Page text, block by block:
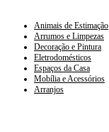
Animais de Estimação
Arrumos e Limpezas
Decoração e Pintura
Eletrodomésticos
Espaços da Casa
Mobília e Acessórios
Arranjos